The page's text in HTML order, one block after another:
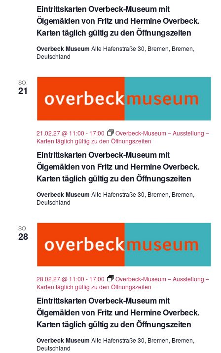
Eintrittskarten Overbeck-Museum mit
Ölgemälden von Fritz und Hermine Overbeck.
Karten täglich gültig zu den Öffnungszeiten
Overbeck Museum Alte Hafenstraße 30, Bremen, Bremen,
Deutschland
SO.
21
Eintrittskarten Overbeck-Museum mit
Ölgemälden von Fritz und Hermine Overbeck.
Karten täglich gültig zu den Öffnungszeiten
21.02.27 @ 11:00 - 17:00
Overbeck-Museum – Ausstellung –
Karten täglich gültig zu den Öffnungszeiten
Overbeck Museum Alte Hafenstraße 30, Bremen, Bremen,
Deutschland
SO.
28
Eintrittskarten Overbeck-Museum mit
Ölgemälden von Fritz und Hermine Overbeck.
Karten täglich gültig zu den Öffnungszeiten
28.02.27 @ 11:00 - 17:00
Overbeck-Museum – Ausstellung –
Karten täglich gültig zu den Öffnungszeiten
Overbeck Museum Alte Hafenstraße 30, Bremen, Bremen,
Deutschland